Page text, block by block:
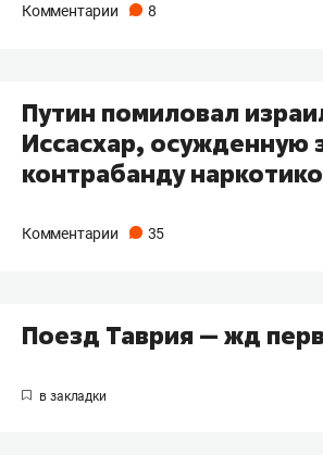
Комментарии 8
Путин помиловал
Иссасхар, осужденную
контрабанду
Комментарии 35
Поезд Таврия — жд